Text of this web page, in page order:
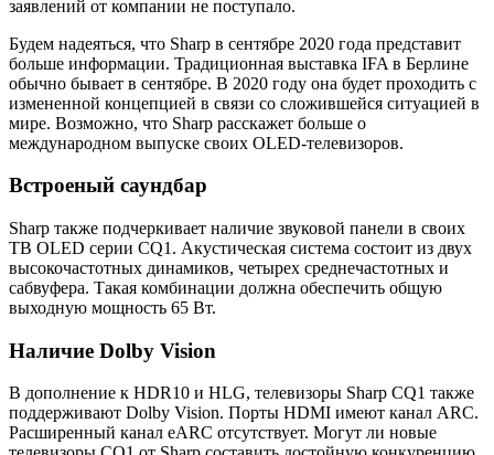
заявлений от компании не поступало.
Будем надеяться, что Sharp в сентябре 2020 года представит
больше информации. Традиционная выставка IFA в Берлине
обычно бывает в сентябре. В 2020 году она будет проходить с
измененной концепцией в связи со сложившейся ситуацией в
мире. Возможно, что Sharp расскажет больше о
международном выпуске своих OLED-телевизоров.
Встроеный саундбар
Sharp также подчеркивает наличие звуковой панели в своих
ТВ OLED серии CQ1. Акустическая система состоит из двух
высокочастотных динамиков, четырех среднечастотных и
сабвуфера. Такая комбинации должна обеспечить общую
выходную мощность 65 Вт.
Наличие Dolby Vision
В дополнение к HDR10 и HLG, телевизоры Sharp CQ1 также
поддерживают Dolby Vision. Порты HDMI имеют канал ARC.
Расширенный канал eARC отсутствует. Могут ли новые